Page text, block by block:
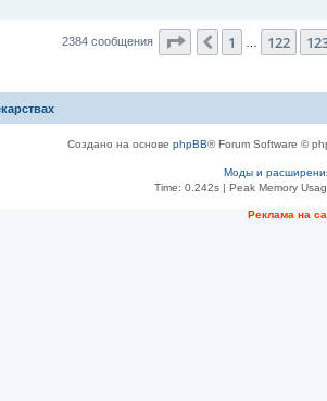
2384 сообщения Страница 124из
Пред.
1 122
Создано на основе phpBB® Forum Software ©
Моды и
Time: 0.242s| Peak Memory
Рeклама на